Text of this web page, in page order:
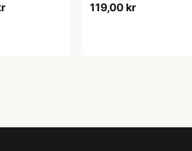
119,00 kr